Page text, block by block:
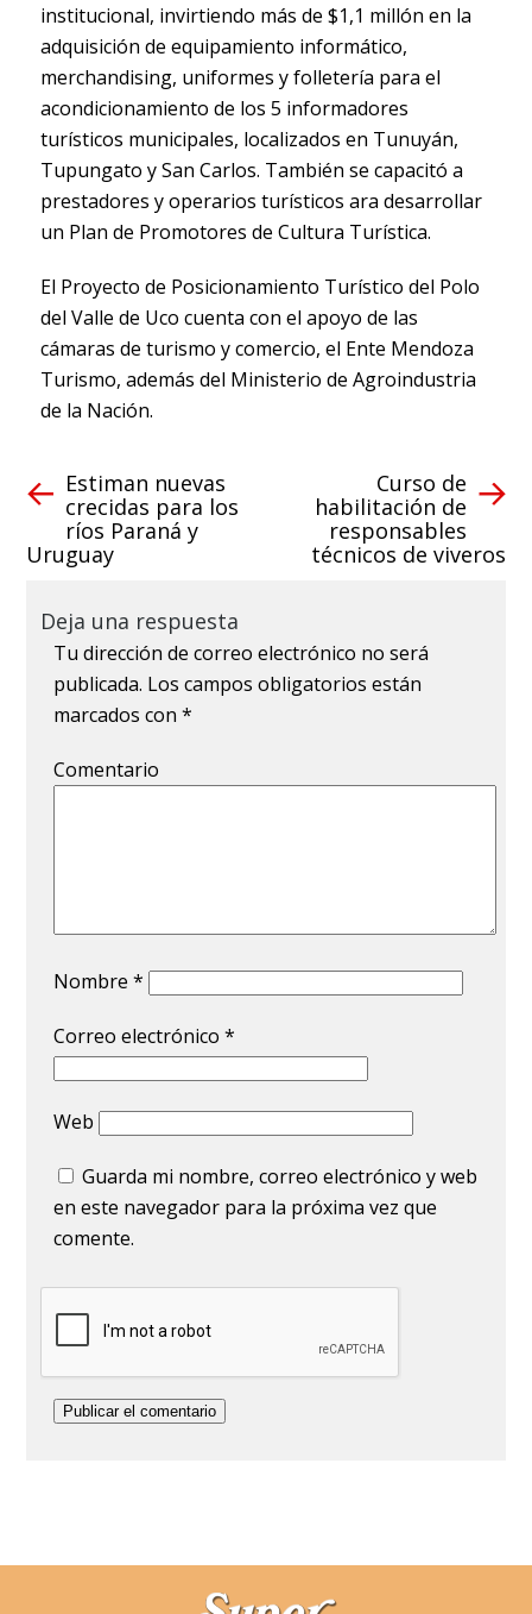
institucional, invirtiendo más de $1,1 millón en la
adquisición de equipamiento informático,
merchandising, uniformes y folletería para el
acondicionamiento de los 5 informadores
turísticos municipales, localizados en Tunuyán,
Tupungato y San Carlos. También se capacitó a
prestadores y operarios turísticos ara desarrollar
un Plan de Promotores de Cultura Turística.
El Proyecto de Posicionamiento Turístico del Polo
del Valle de Uco cuenta con el apoyo de las
cámaras de turismo y comercio, el Ente Mendoza
Turismo, además del Ministerio de Agroindustria
de la Nación.
Estiman nuevas
crecidas para los
ríos Paraná y
Uruguay
Curso de
habilitación de
responsables
técnicos de viveros
Deja una respuesta
Tu dirección de correo electrónico no será
publicada. Los campos obligatorios están
marcados con*
Comentario
Nombre*
Correo electrónico*
Web
Guarda mi nombre, correo electrónico y web
en este navegador para la próxima vez que
comente.